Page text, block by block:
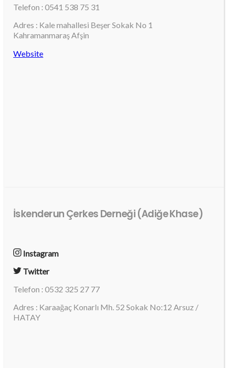
Telefon : 0541 538 75 31
Adres : Kale mahallesi Beşer Sokak No 1
Kahramanmaraş Afşin
Website
İskenderun Çerkes Derneği (Adiğe Khase)
Instagram
Twitter
Telefon : 0532 325 27 77
Adres : Karaağaç Konarlı Mh. 52 Sokak No:12 Arsuz /
HATAY